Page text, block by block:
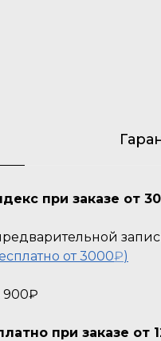
при заказе от
от 3000₽)
900₽
при заказе от